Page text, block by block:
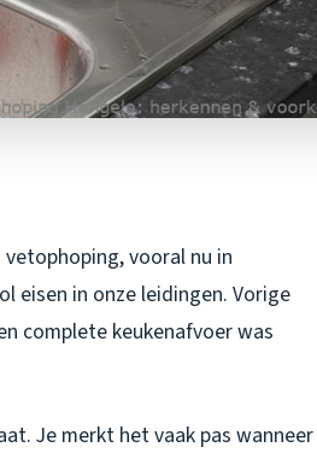
vooral nu in
eisen in onze leidingen. Vorige
complete keukenafvoer was
Je merkt het vaak pas wanneer